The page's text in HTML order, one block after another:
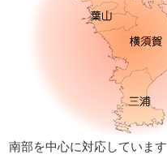
南部を中心に対応しています